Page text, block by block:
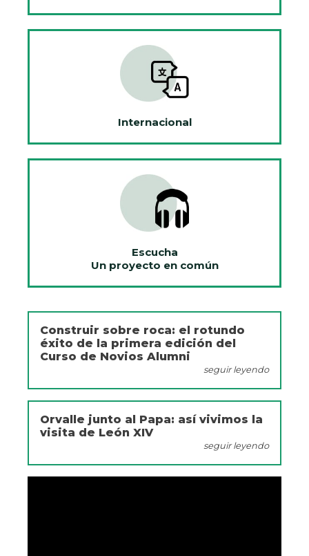
Internacional
Escucha
Un proyecto en común
Construir sobre roca: el rotundo
éxito de la primera edición del
Curso de Novios Alumni
seguir leyendo
Orvalle junto al Papa: así vivimos la
visita de León XIV
seguir leyendo